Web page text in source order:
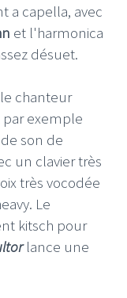
a capella, avec
et l'harmonica
désuet.
chanteur
exemple
son de
un clavier très
très vocodée
Le
kitsch pour
lance une